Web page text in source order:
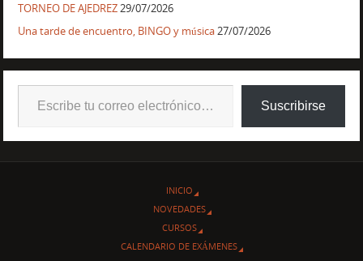
TORNEO DE AJEDREZ29/07/2026
Una tarde de encuentro, BINGO y música27/07/2026
Suscribirse
INICIO
NOVEDADES
CURSOS
CALENDARIO DE EXÁMENES